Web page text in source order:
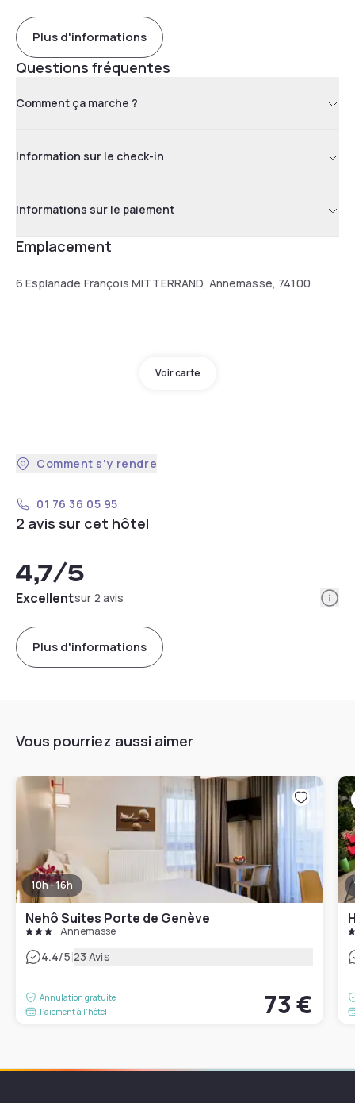
Plus d'informations
Questions fréquentes
Comment ça marche ?
Information sur le check-in
Informations sur le paiement
Emplacement
6 Esplanade François MITTERRAND, Annemasse, 74100
Voir carte
Comment s'y rendre
01 76 36 05 95
2 avis sur cet hôtel
4,7/5
Excellentsur 2 avis
Plus d'informations
Vous pourriez aussi aimer
10h - 16h
Nehô Suites Porte de Genève
Annemasse
4.4/5|23 Avis
Annulation gratuite
Paiement à l'hôtel
73 €